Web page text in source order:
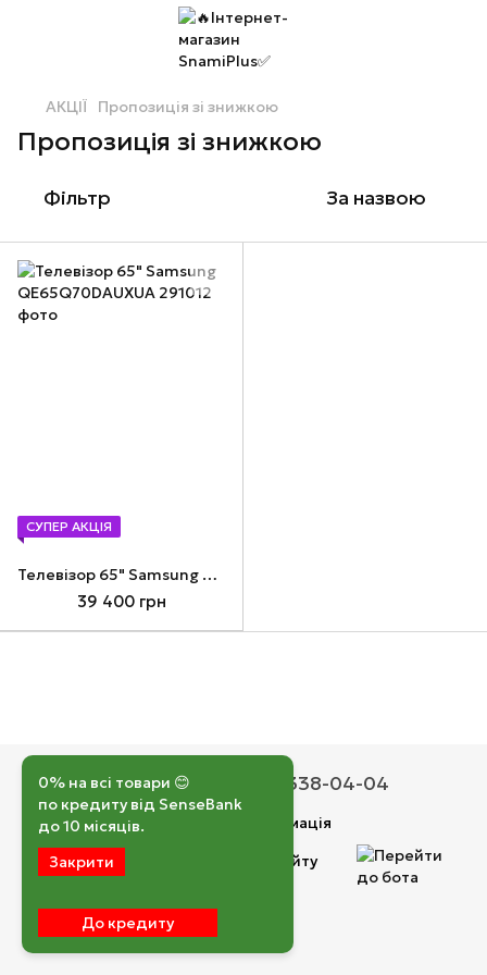
АКЦІЇ Пропозиція зі знижкою
Пропозиція зі знижкою
Фільтр За назвою
СУПЕР АКЦІЯ
Телевізор 65" Samsung QE65Q70DAUXUA
39 400 грн
050 193-42-43 067 338-04-04
Контактна інформація
Повна версія сайту
Укр
0% на всі товари 😊
по кредиту від SenseBank
до 10 місяців.
Закрити
До кредиту